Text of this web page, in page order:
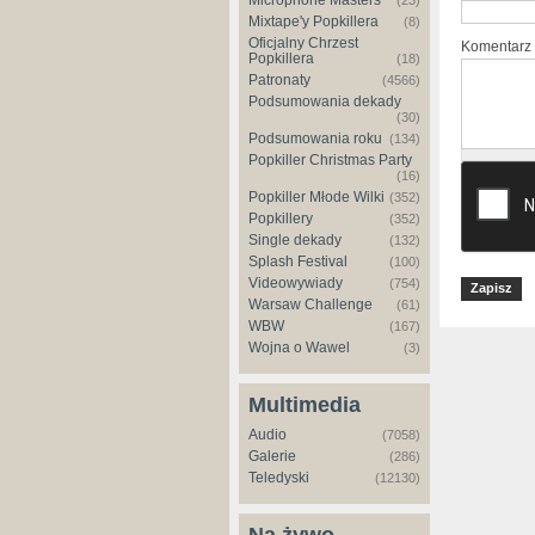
Mixtape'y Popkillera (8)
Oficjalny Chrzest
Popkillera
(18)
Patronaty (4566)
Podsumowania dekady
(30)
Podsumowania roku (134)
Popkiller Christmas Party
(16)
Popkiller Młode Wilki (352)
Popkillery (352)
Single dekady (132)
Splash Festival (100)
Videowywiady (754)
Warsaw Challenge (61)
WBW (167)
Wojna o Wawel (3)
Multimedia
Audio (7058)
Galerie (286)
Teledyski (12130)
Komentarz